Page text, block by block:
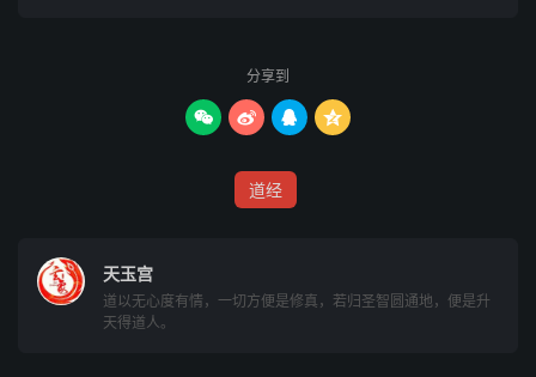
明日，列子与之见壶子。出而谓列子曰：“嘻！子之先生死
矣！弗 活矣！不以旬数矣！吾见怪焉，见湿灰焉。”列子
入，泣涕沾襟以告 壶子。壶子曰：“乡吾示之以地文，萌乎
不震不正，是殆见吾杜德机 也。尝又与来。”明日，又与之
见壶子。出而谓列子曰：“幸矣！子 之先生遇我也，有瘳
子曰：“乡吾示之以天壤，名实不入，而机发于踵。是殆 见
吾善者机也。尝又与来。”明日，又与之见壶子。出而谓列
子曰： “子之先生不齐，吾无得而相焉。试齐，且复相之。”
分享到
   
道经
天玉宫
道以无心度有情，一切方便是修真，若归圣智圆通地，便是升
天得道人。